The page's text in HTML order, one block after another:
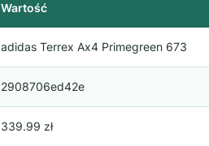
Wartość
adidas Terrex Ax4 Primegreen 673
2908706ed42e
339.99 zł